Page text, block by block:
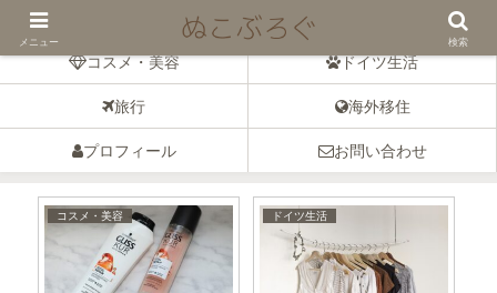
ドイツの暮らしとコスメのブログ
コスメ・美容 ドイツ生活
旅行 海外移住
プロフィール お問い合わせ
コスメ・美容 ドイツ生活
メニュー 検索